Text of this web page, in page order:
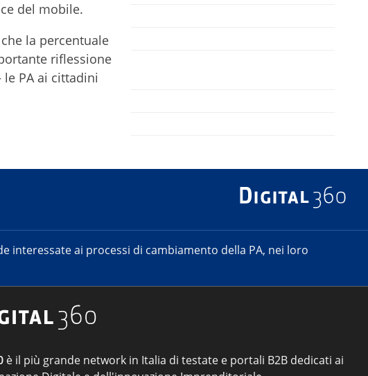
del mobile.
la percentuale
riflessione
PA ai cittadini
interessate ai processi di cambiamento della PA, nei loro
è il più grande network in Italia di testate e portali B2B dedicati ai